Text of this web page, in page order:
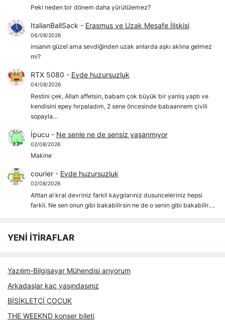
Peki neden bir dönem daha yürütülemez?
ItalianBallSack - Erasmus ve Uzak Mesafe İlişkisi
06/08/2026
insanın güzel ama sevdiğinden uzak anlarda aşkı aklına gelmez
mi?
RTX 5080 - Evde huzursuzluk
04/08/2026
Restini çek, Allah affetsin, babam çok büyük bir yanlış yaptı ve
kendisini epey hırpaladım, 2 sene öncesinde babaannem çivili
sopayla…
İpucu - Ne senle ne de sensiz yaşanmıyor
02/08/2026
Makine
courier- Evde huzursuzluk
02/08/2026
Alttan al kral devriniz farkli kaygılarıniz dusunceleriniz hepsi
farkli. Ne sen onun gibi bakabilirsin ne de o senin gibi bakabilir.…
YENİ İTİRAFLAR
Yazılım-Bilgisayar Mühendisi arıyorum
Arkadaşlar kaç yaşındasınız
BİSİKLETÇİ ÇOCUK
THE WEEKND konser bileti